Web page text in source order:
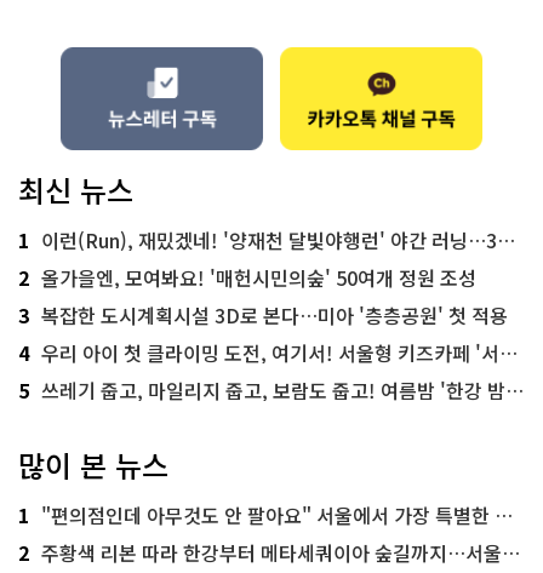
최신 뉴스
1 이런(Run), 재밌겠네! '양재천 달빛야행런' 야간 러닝…300명 모집
2 올가을엔, 모여봐요! '매헌시민의숲' 50여개 정원 조성
3 복잡한 도시계획시설 3D로 본다…미아 '층층공원' 첫 적용
4 우리 아이 첫 클라이밍 도전, 여기서! 서울형 키즈카페 '서울가족플라자점'
5 쓰레기 줍고, 마일리지 줍고, 보람도 줍고! 여름밤 '한강 밤마실 줍깅'
많이 본 뉴스
1 "편의점인데 아무것도 안 팔아요" 서울에서 가장 특별한 편의점의 정체
2 주황색 리본 따라 한강부터 메타세쿼이아 숲길까지…서울둘레길 15코스